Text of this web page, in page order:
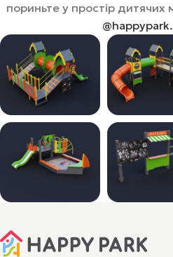
пориньте у простір дитячих